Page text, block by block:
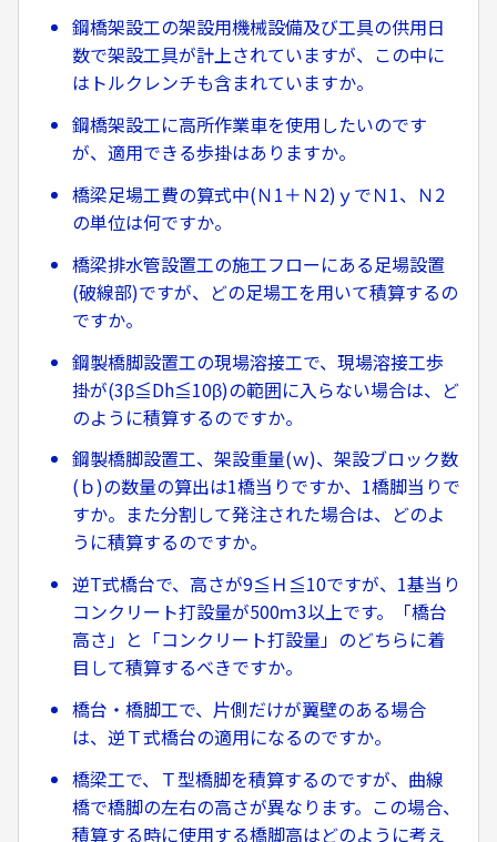
鋼橋架設工の架設用機械設備及び工具の供用日
数で架設工具が計上されていますが、この中に
はトルクレンチも含まれていますか。
鋼橋架設工に高所作業車を使用したいのです
が、適用できる歩掛はありますか。
橋梁足場工費の算式中(Ｎ1＋Ｎ2)ｙでＮ1、Ｎ2
の単位は何ですか。
橋梁排水管設置工の施工フローにある足場設置
(破線部)ですが、どの足場工を用いて積算するの
ですか。
鋼製橋脚設置工の現場溶接工で、現場溶接工歩
掛が(3β≦Dh≦10β)の範囲に入らない場合は、ど
のように積算するのですか。
鋼製橋脚設置工、架設重量(ｗ)、架設ブロック数
(ｂ)の数量の算出は1橋当りですか、1橋脚当りで
すか。また分割して発注された場合は、どのよ
うに積算するのですか。
逆T式橋台で、高さが9≦Ｈ≦10ですが、1基当り
コンクリート打設量が500ｍ3以上です。「橋台
高さ」と「コンクリート打設量」のどちらに着
目して積算するべきですか。
橋台・橋脚工で、片側だけが翼壁のある場合
は、逆Ｔ式橋台の適用になるのですか。
橋梁工で、Ｔ型橋脚を積算するのですが、曲線
橋で橋脚の左右の高さが異なります。この場合、
積算する時に使用する橋脚高はどのように考え